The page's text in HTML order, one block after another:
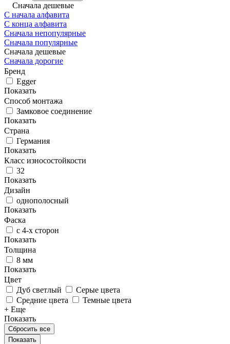
Сначала дешевые
С начала алфавита
С конца алфавита
Сначала непопулярные
Сначала популярные
Сначала дешевые
Сначала дорогие
Бренд
Egger
Показать
Способ монтажа
Замковое соединение
Показать
Страна
Германия
Показать
Класс износостойкости
32
Показать
Дизайн
однополосный
Показать
Фаска
с 4-х сторон
Показать
Толщина
8 мм
Показать
Цвет
Дуб светлый
Серые цвета
Средние цвета
Темные цвета
+ Еще
Показать
Сбросить все